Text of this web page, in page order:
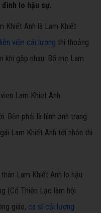
lo hậu sự.
Khiết Anh là Lam Khiết
viên cải lương thi thoảng
khi gặp nhau. Bố mẹ Lam
Bên phải là hình ảnh trang
Lam Khiết Anh tới nhận thi
Lam Khiết Anh lo hậu
(Cổ Thiên Lạc làm hội
giáo, ca sĩ cải lương